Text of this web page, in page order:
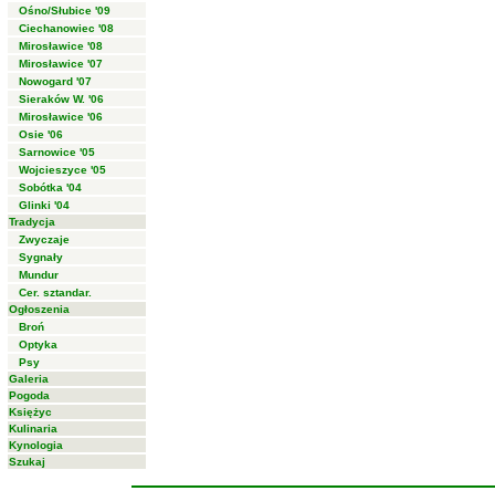
Ośno/Słubice '09
Ciechanowiec '08
Mirosławice '08
Mirosławice '07
Nowogard '07
Sieraków W. '06
Mirosławice '06
Osie '06
Sarnowice '05
Wojcieszyce '05
Sobótka '04
Glinki '04
Tradycja
Zwyczaje
Sygnały
Mundur
Cer. sztandar.
Ogłoszenia
Broń
Optyka
Psy
Galeria
Pogoda
Księżyc
Kulinaria
Kynologia
Szukaj